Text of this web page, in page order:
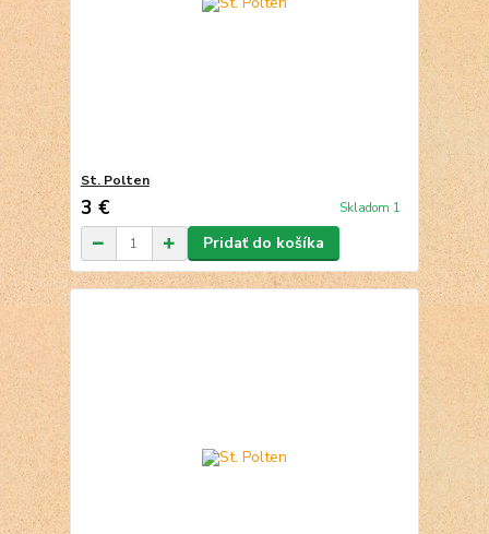
St. Polten
3 € Skladom 1
Pridať do košíka